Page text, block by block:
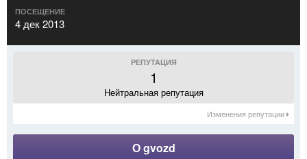
ПОСЕЩЕНИЕ
4 дек 2013
РЕПУТАЦИЯ
1
Нейтральная репутация
Изменения репутации
О gvozd